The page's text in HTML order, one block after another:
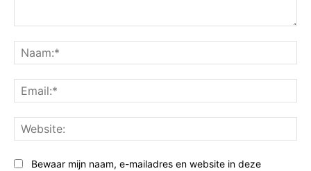
Bewaar mijn naam, e-mailadres en website in deze